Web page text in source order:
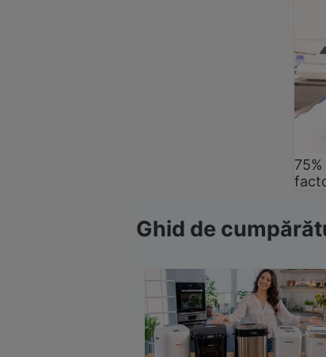
Ghid de